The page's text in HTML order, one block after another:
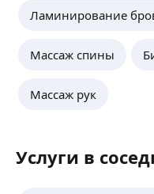
Ламинирование
Массаж спины
Массаж рук
Услуги в